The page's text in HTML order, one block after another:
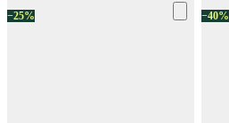
−25% −40%